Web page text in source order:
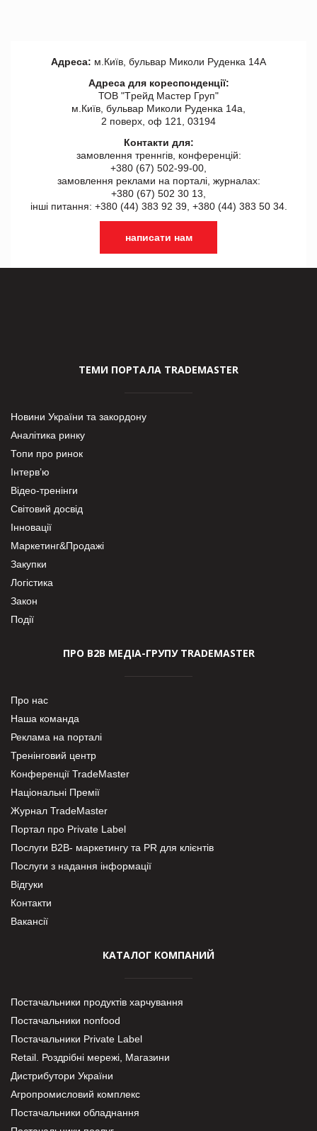
Адреса: м.Київ, бульвар Миколи Руденка 14А
Адреса для кореспонденції:
ТОВ "Tрейд Мастер Груп"
м.Київ, бульвар Миколи Руденка 14а,
2 поверх, оф 121, 03194
Контакти для:
замовлення треннгів, конференцій:
+380 (67) 502-99-00,
замовлення реклами на порталі, журналах:
+380 (67) 502 30 13,
інші питання: +380 (44) 383 92 39, +380 (44) 383 50 34.
написати нам
ТЕМИ ПОРТАЛА TRADEMASTER
Новини України та закордону
Аналітика ринку
Топи про ринок
Інтерв’ю
Відео-тренінги
Світовий досвід
Інновації
Маркетинг&Продажі
Закупки
Логістика
Закон
Події
ПРО В2В МЕДІА-ГРУПУ TRADEMASTER
Про нас
Наша команда
Реклама на порталі
Тренінговий центр
Конференції TradeMaster
Національні Премії
Журнал TradeMaster
Портал про Private Label
Послуги В2В- маркетингу та PR для клієнтів
Послуги з надання інформації
Відгуки
Контакти
Вакансії
КАТАЛОГ КОМПАНИЙ
Постачальники продуктів харчування
Постачальники nonfood
Постачальники Private Label
Retail. Роздрібні мережі, Магазини
Дистрибутори України
Агропромисловий комплекс
Постачальники обладнання